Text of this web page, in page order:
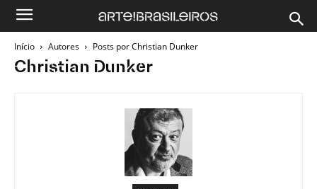
Início Autores Posts por Christian Dunker
Christian Dunker